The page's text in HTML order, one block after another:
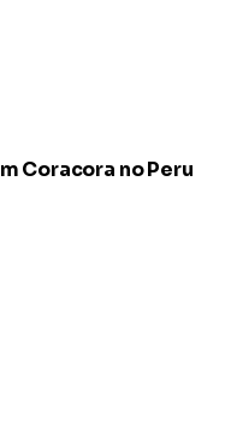
Coracora no Peru